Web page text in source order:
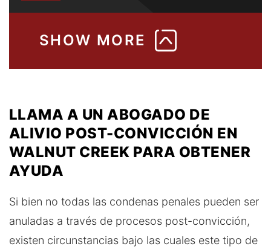
LLAMA A UN ABOGADO DE
ALIVIO POST-CONVICCIÓN EN
WALNUT CREEK PARA OBTENER
AYUDA
Si bien no todas las condenas penales pueden ser
anuladas a través de procesos post-convicción,
existen circunstancias bajo las cuales este tipo de